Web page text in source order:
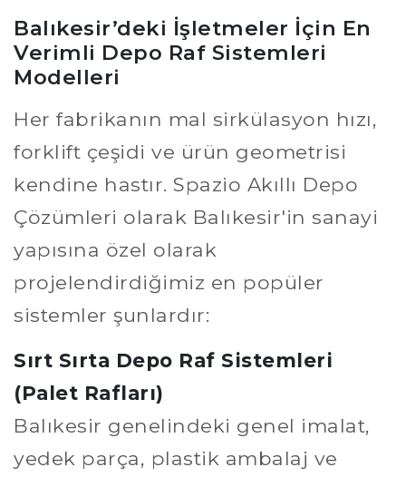
Balıkesir’deki İşletmeler İçin En
Verimli Depo Raf Sistemleri
Modelleri
Her fabrikanın mal sirkülasyon hızı,
forklift çeşidi ve ürün geometrisi
kendine hastır. Spazio Akıllı Depo
Çözümleri olarak Balıkesir'in sanayi
yapısına özel olarak
projelendirdiğimiz en popüler
sistemler şunlardır:
Sırt Sırta Depo Raf Sistemleri
(Palet Rafları)
Balıkesir genelindeki genel imalat,
yedek parça, plastik ambalaj ve